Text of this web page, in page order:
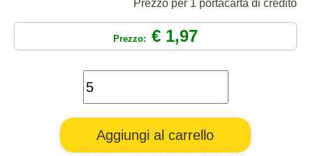
Prezzo per 1 portacarta di credito
Prezzo: € 1,97